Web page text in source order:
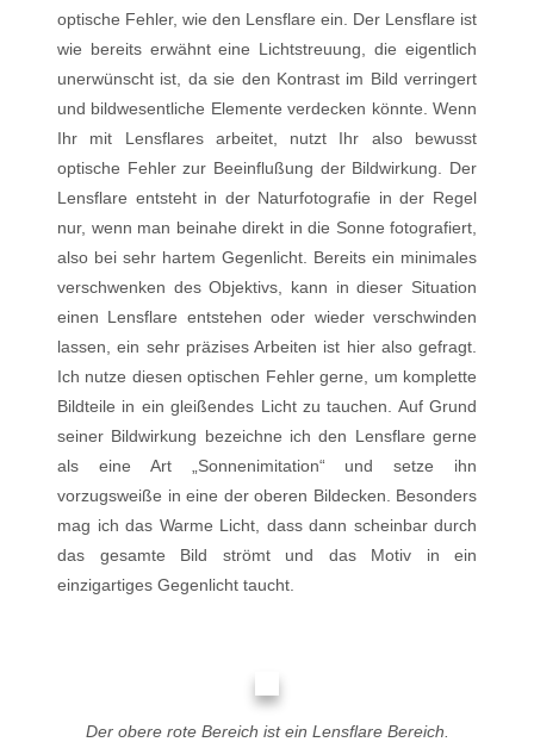
optische Fehler, wie den Lensflare ein. Der Lensflare ist
wie bereits erwähnt eine Lichtstreuung, die eigentlich
unerwünscht ist, da sie den Kontrast im Bild verringert
und bildwesentliche Elemente verdecken könnte. Wenn
Ihr mit Lensflares arbeitet, nutzt Ihr also bewusst
optische Fehler zur Beeinflußung der Bildwirkung. Der
Lensflare entsteht in der Naturfotografie in der Regel
nur, wenn man beinahe direkt in die Sonne fotografiert,
also bei sehr hartem Gegenlicht. Bereits ein minimales
verschwenken des Objektivs, kann in dieser Situation
einen Lensflare entstehen oder wieder verschwinden
lassen, ein sehr präzises Arbeiten ist hier also gefragt.
Ich nutze diesen optischen Fehler gerne, um komplette
Bildteile in ein gleißendes Licht zu tauchen. Auf Grund
seiner Bildwirkung bezeichne ich den Lensflare gerne
als eine Art „Sonnenimitation“ und setze ihn
vorzugsweiße in eine der oberen Bildecken. Besonders
mag ich das Warme Licht, dass dann scheinbar durch
das gesamte Bild strömt und das Motiv in ein
einzigartiges Gegenlicht taucht.
Der obere rote Bereich ist ein Lensflare Bereich.